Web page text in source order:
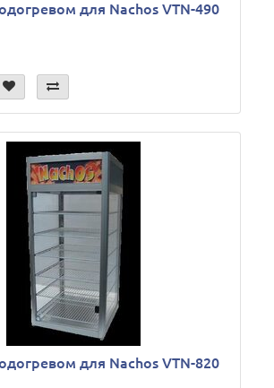
для Nachos VTN-490
для Nachos VTN-820